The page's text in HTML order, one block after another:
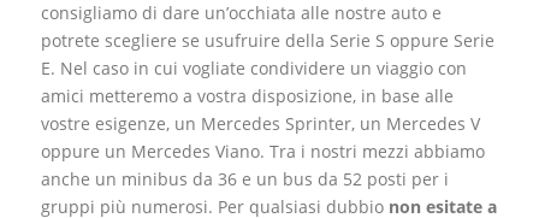
consigliamo di dare un’occhiata alle nostre auto e
potrete scegliere se usufruire della Serie S oppure Serie
E. Nel caso in cui vogliate condividere un viaggio con
amici metteremo a vostra disposizione, in base alle
vostre esigenze, un Mercedes Sprinter, un Mercedes V
oppure un Mercedes Viano. Tra i nostri mezzi abbiamo
anche un minibus da 36 e un bus da 52 posti per i
gruppi più numerosi. Per qualsiasi dubbio non esitate a